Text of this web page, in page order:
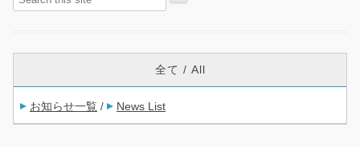
全て / All
お知らせ一覧 / News List